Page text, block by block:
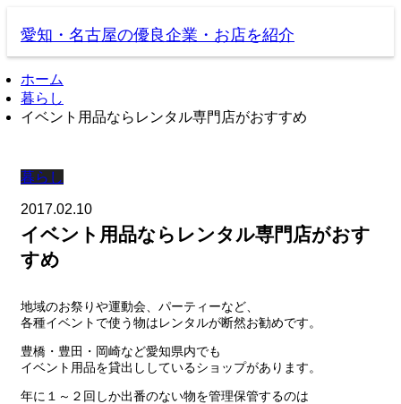
愛知・名古屋の優良企業・お店を紹介
ホーム
暮らし
イベント用品ならレンタル専門店がおすすめ
暮らし
2017.02.10
イベント用品ならレンタル専門店がおす
すめ
地域のお祭りや運動会、パーティーなど、
各種イベントで使う物はレンタルが断然お勧めです。
豊橋・豊田・岡崎など愛知県内でも
イベント用品を貸出ししているショップがあります。
年に１～２回しか出番のない物を管理保管するのは